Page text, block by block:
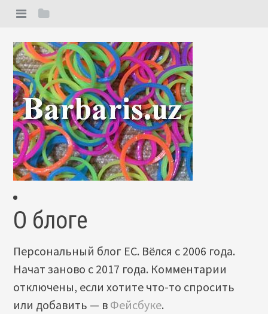
О блоге
Персональный блог ЕС. Вёлся с 2006 года.
Начат заново с 2017 года. Комментарии
отключены, если хотите что-то спросить
или добавить — в Фейсбуке.